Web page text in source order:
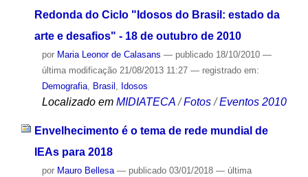
Redonda do Ciclo "Idosos do Brasil: estado da
arte e desafios" - 18 de outubro de 2010
por Maria Leonor de Calasans — publicado18/10/2010 —
última modificação21/08/2013 11:27 — registrado em:
Demografia, Brasil Idosos
Localizado em MIDIATECA /Fotos /Eventos 2010
Envelhecimento é o tema de rede mundial de
IEAs para 2018
por Mauro Bellesa — publicado03/01/2018 — última